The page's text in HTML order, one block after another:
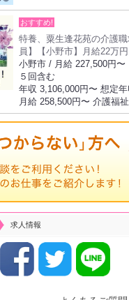
おすすめ!
特養、粟生逢花苑の介護
員】【小野市】月給22万円
小野市 / 月給 227,500円〜
５回含む
年収 3,106,000円〜 想定年
月給 258,500円〜 介護福
求人情報